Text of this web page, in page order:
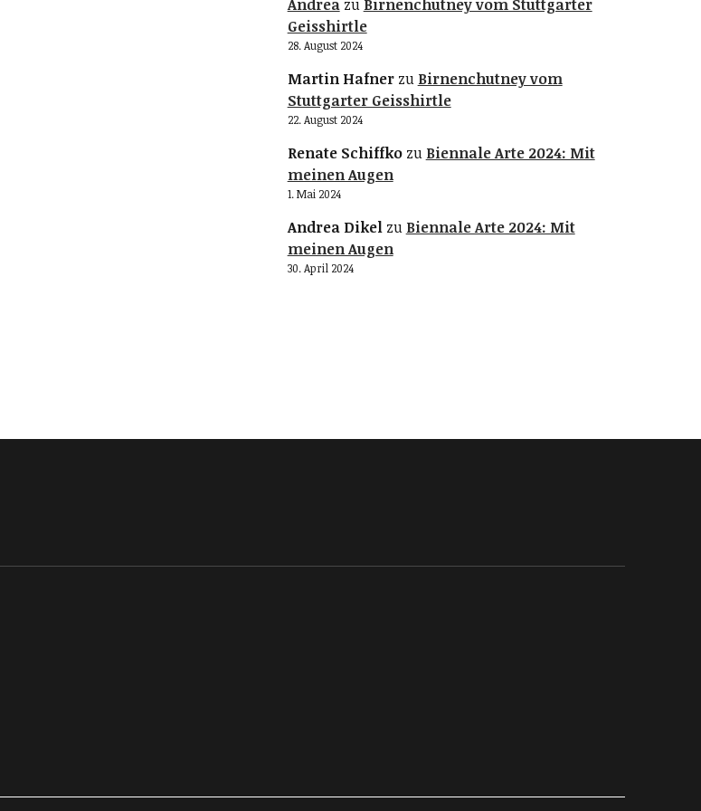
Andreazu Birnenchutney vom Stuttgarter
Geisshirtle
28. August 2024
Martin Hafnerzu Birnenchutney vom
Stuttgarter Geisshirtle
22. August 2024
Renate Schiffkozu Biennale Arte 2024: Mit
meinen Augen
1. Mai 2024
Andrea Dikelzu Biennale Arte 2024: Mit
meinen Augen
30. April 2024